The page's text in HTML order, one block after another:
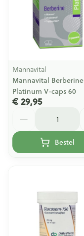
Mannavital
Mannavital Berberine
Platinum V-caps 60
€ 29,95
Bestel